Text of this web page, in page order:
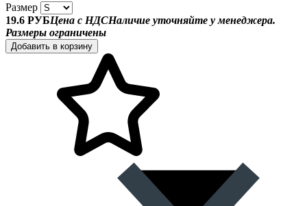
Размер
19.6 РУБЦена с НДСНаличие уточняйте у менеджера.
Размеры ограничены
Добавить в корзину